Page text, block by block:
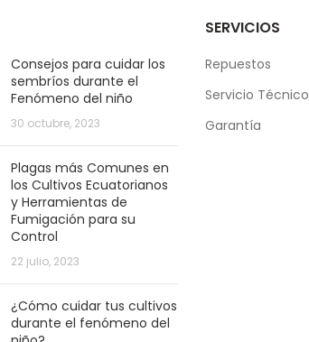
Consejos para cuidar los
sembríos durante el
Fenómeno del niño
30 octubre, 2023
Plagas más Comunes en
los Cultivos Ecuatorianos
y Herramientas de
Fumigación para su
Control
22 julio, 2023
¿Cómo cuidar tus cultivos
durante el fenómeno del
SERVICIOS
Repuestos
Servicio Técnico
Garantía